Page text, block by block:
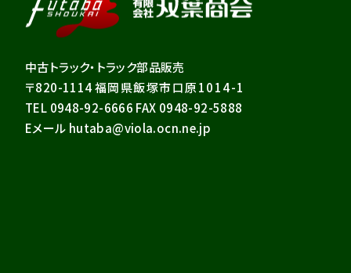
中古トラック・トラック部品販売
〒820-1114福岡県飯塚市口原1014-1
TEL 0948-92-6666 FAX 0948-92-5888
Eメール hutaba@viola.ocn.ne.jp